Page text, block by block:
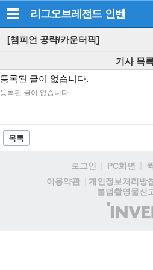
리그오브레전드 인벤
[챔피언 공략/카운터픽]
기사 목
등록된 글이 없습니다.
등록된 글이 없습니다.
목록
로그인 PC화면
이용약관
개인정보처리방
불법촬영물신
(주)
인